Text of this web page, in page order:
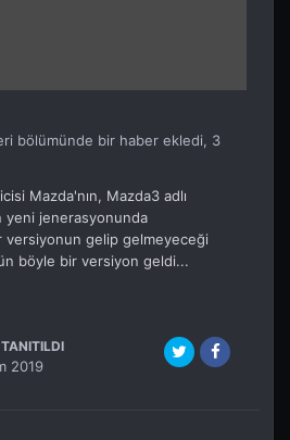
bölümünde bir haber ekledi, 3
Mazda'nın, Mazda3 adlı
yeni jenerasyonunda
versiyonun gelip gelmeyeceği
böyle bir versiyon geldi...
2019